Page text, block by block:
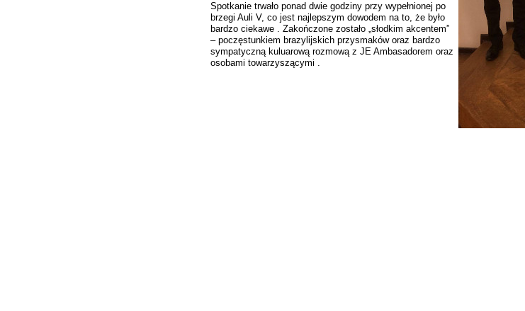
Spotkanie trwało ponad dwie godziny przy wypełnionej po
brzegi Auli V, co jest najlepszym dowodem na to, że było
bardzo ciekawe . Zakończone zostało „słodkim akcentem”
– poczęstunkiem brazylijskich przysmaków oraz bardzo
sympatyczną kuluarową rozmową z JE Ambasadorem oraz
osobami towarzyszącymi .